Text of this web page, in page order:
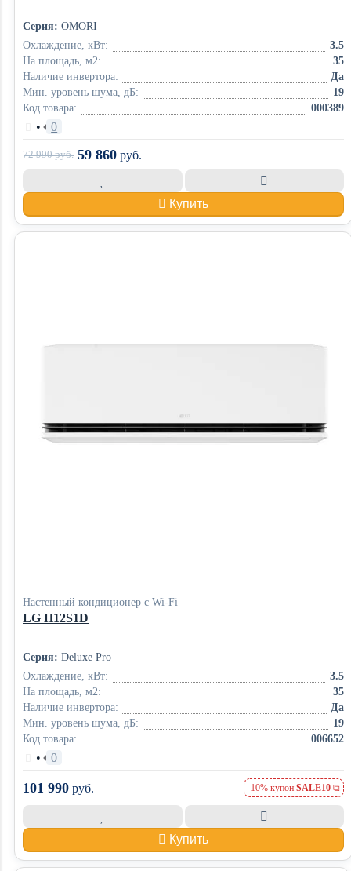
Серия: OMORI
Охлаждение, кВт:
3.5
На площадь, м2:
35
Наличие инвертора:
Да
Мин. уровень шума, дБ:
19
Код товара:
000389
• 0
72 990руб. 59 860 руб.
Купить
Настенный кондиционер с Wi-Fi
LG H12S1D
Серия: Deluxe Pro
Охлаждение, кВт:
3.5
На площадь, м2:
35
Наличие инвертора:
Да
Мин. уровень шума, дБ:
19
Код товара:
006652
• 0
101 990 руб. -10% купон SALE10
Купить